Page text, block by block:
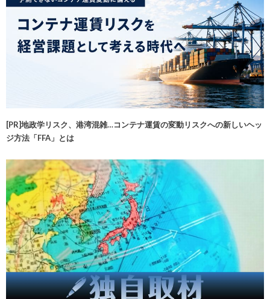
[PR]地政学リスク、港湾混雑…コンテナ運賃の変動リスクへの新しいヘッ
ジ方法「FFA」とは